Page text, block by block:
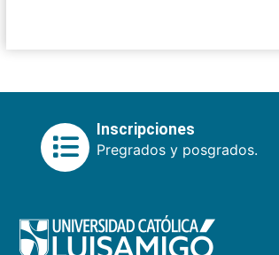
Inscripciones
Pregrados y posgrados.